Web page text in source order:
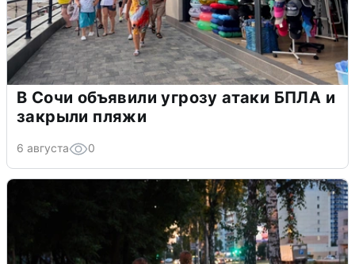
В Сочи объявили угрозу атаки БПЛА и
закрыли пляжи
6 августа 0